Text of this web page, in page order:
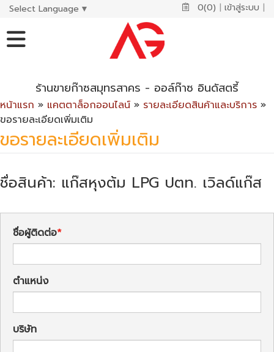
Select Language ▼ 0(0) | เข้าสู่ระบบ |
ร้านขายก๊าซสมุทรสาคร - ออล์ก๊าซ อินดัสตรี้
หน้าแรก » แคตตาล็อกออนไลน์ » รายละเอียดสินค้าและบริการ »
ขอรายละเอียดเพิ่มเติม
ขอรายละเอียดเพิ่มเติม
ชื่อสินค้า: แก๊สหุงต้ม LPG ปตท. เวิลด์แก๊ส
ชื่อผู้ติดต่อ
ตำแหน่ง
บริษัท